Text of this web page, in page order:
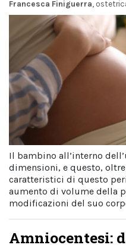
Francesca Finiguerra ,
Il bambino all’interno
dimensioni, e questo,
caratteristici di questo
aumento di volume della
modificazioni del suo
Amniocentesi: